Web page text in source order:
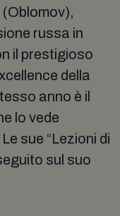
(Oblomov),
russa in
il prestigioso
della
anno è il
lo vede
sue “Lezioni di
sul suo